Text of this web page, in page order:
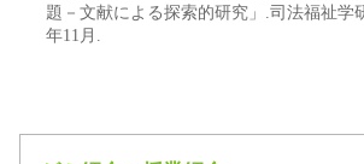
題－文献による探索的研究」.司法福祉学
年11月.